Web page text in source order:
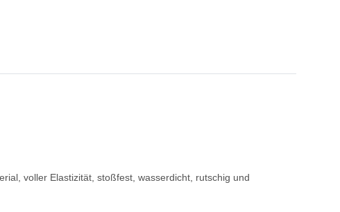
voller Elastizität, stoßfest, wasserdicht, rutschig und